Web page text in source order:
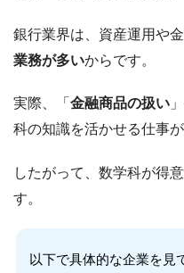
銀行業界は、資産運用や
業務が多いからです。
実際、「 金融商品の扱い
科の知識を活かせる仕事が
したがって、数学科が得
す。
以下で具体的な企業を見